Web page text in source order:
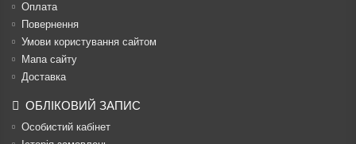
Оплата
Повернення
Умови користування сайтом
Мапа сайту
Доставка
ОБЛІКОВИЙ ЗАПИС
Особистий кабінет